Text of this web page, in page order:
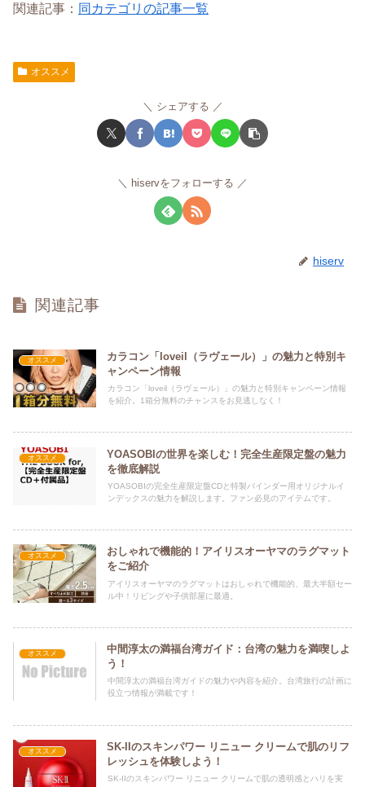
関連記事： 同カテゴリの記事一覧
オススメ
シェアする
hiservをフォローする
hiserv
関連記事
オススメ
カラコン「loveil（ラヴェール）」の魅力と特別キ
ャンペーン情報
カラコン「loveil（ラヴェール）」の魅力と特別キャンペーン情報
を紹介。1箱分無料のチャンスをお見逃しなく！
オススメ
YOASOBIの世界を楽しむ！完全生産限定盤の魅力
を徹底解説
YOASOBIの完全生産限定盤CDと特製バインダー用オリジナルイ
ンデックスの魅力を解説します。ファン必見のアイテムです。
オススメ
おしゃれで機能的！アイリスオーヤマのラグマット
をご紹介
アイリスオーヤマのラグマットはおしゃれで機能的、最大半額セー
ル中！リビングや子供部屋に最適。
オススメ
中間淳太の満福台湾ガイド：台湾の魅力を満喫しよ
う！
中間淳太の満福台湾ガイドの魅力や内容を紹介。台湾旅行の計画に
役立つ情報が満載です！
オススメ
SK-IIのスキンパワー リニュー クリームで肌のリフ
レッシュを体験しよう！
SK-IIのスキンパワー リニュー クリームで肌の透明感とハリを実